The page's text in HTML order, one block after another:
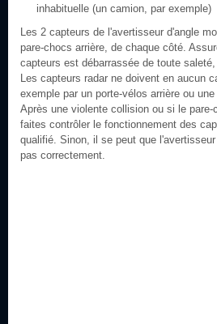
inhabituelle (un camion, par exemple)
Les 2 capteurs de l'avertisseur d'angle
pare-chocs arrière, de chaque côté.
capteurs est débarrassée de toute
Les capteurs radar ne doivent en aucun
exemple par un porte-vélos arrière ou
Après une violente collision ou si le
faites contrôler le fonctionnement des
qualifié. Sinon, il se peut que
pas correctement.